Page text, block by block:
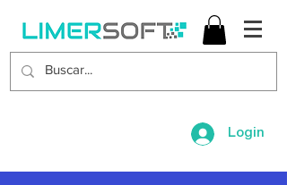
Login